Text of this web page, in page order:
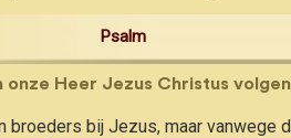
Psalm
onze Heer Jezus Christus
broeders bij Jezus, maar vanwege